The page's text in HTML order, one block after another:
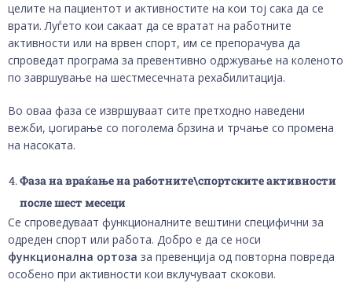
целите на пациентот и активностите на кои тој сака да се
врати. Луѓето кои сакаат да се вратат на работните
активности или на врвен спорт, им се препорачува да
спроведат програма за превентивно одржување на коленото
по завршување на шестмесечната рехабилитација.
Во оваа фаза се извршуваат сите претходно наведени
вежби, џогирање со поголема брзина и трчање со промена
на насоката.
Фаза на враќање на работните\спортските активности
после шест месеци
Се спроведуваат функционалните вештини специфични за
одреден спорт или работа. Добро е да се носи
функционална ортоза за превенција од повторна повреда
особено при активности кои вклучуваат скокови.